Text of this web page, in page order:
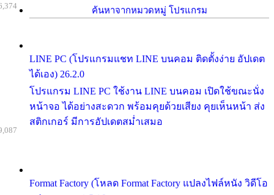
ค้นหาจากหมวดหมู่ โปรแกรม
LINE PC (โปรแกรมแชท LINE บนคอม ติดตั้งง่าย อัปเดต
ได้เอง) 26.2.0
โปรแกรม LINE PC ใช้งาน LINE บนคอม เปิดใช้ขณะนั่ง
หน้าจอ ได้อย่างสะดวก พร้อมคุยด้วยเสียง คุยเห็นหน้า ส่ง
สติกเกอร์ มีการอัปเดตสม่ำเสมอ
Format Factory (โหลด Format Factory แปลงไฟล์หนัง วิดีโอ